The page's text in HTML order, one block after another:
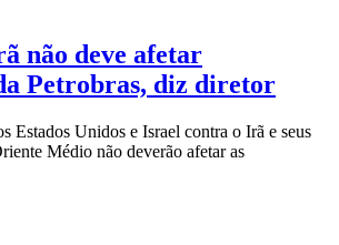
não deve afetar
Petrobras, diz diretor
Estados Unidos e Israel contra o Irã e seus
Médio não deverão afetar as